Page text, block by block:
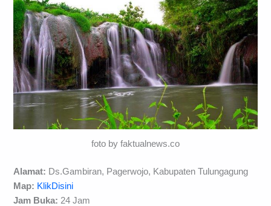
foto by faktualnews.co
Alamat: Ds.Gambiran, Pagerwojo, Kabupaten Tulungagung
Map: KlikDisini
Jam Buka: 24 Jam